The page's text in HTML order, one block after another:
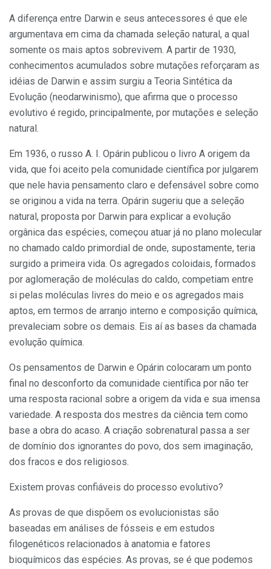
A diferença entre Darwin e seus antecessores é que ele
argumentava em cima da chamada seleção natural, a qual
somente os mais aptos sobrevivem. A partir de 1930,
conhecimentos acumulados sobre mutações reforçaram as
idéias de Darwin e assim surgiu a Teoria Sintética da
Evolução (neodarwinismo), que afirma que o processo
evolutivo é regido, principalmente, por mutações e seleção
natural.
Em 1936, o russo A. I. Opárin publicou o livro A origem da
vida, que foi aceito pela comunidade científica por julgarem
que nele havia pensamento claro e defensável sobre como
se originou a vida na terra. Opárin sugeriu que a seleção
natural, proposta por Darwin para explicar a evolução
orgânica das espécies, começou atuar já no plano molecular
no chamado caldo primordial de onde, supostamente, teria
surgido a primeira vida. Os agregados coloidais, formados
por aglomeração de moléculas do caldo, competiam entre
si pelas moléculas livres do meio e os agregados mais
aptos, em termos de arranjo interno e composição química,
prevaleciam sobre os demais. Eis aí as bases da chamada
evolução química.
Os pensamentos de Darwin e Opárin colocaram um ponto
final no desconforto da comunidade científica por não ter
uma resposta racional sobre a origem da vida e sua imensa
variedade. A resposta dos mestres da ciência tem como
base a obra do acaso. A criação sobrenatural passa a ser
de domínio dos ignorantes do povo, dos sem imaginação,
dos fracos e dos religiosos.
Existem provas confiáveis do processo evolutivo?
As provas de que dispõem os evolucionistas são
baseadas em análises de fósseis e em estudos
filogenéticos relacionados à anatomia e fatores
bioquímicos das espécies. As provas, se é que podemos